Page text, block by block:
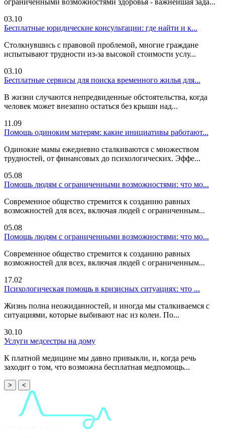
03.10
Бесплатные юридические консультации: где найти и к...
Столкнувшись с правовой проблемой, многие граждане
испытывают трудности из-за высокой стоимости услу...
03.10
Бесплатные сервисы для поиска временного жилья для...
В жизни случаются непредвиденные обстоятельства, когда
человек может внезапно остаться без крыши над...
11.09
Помощь одиноким матерям: какие инициативы работают...
Одинокие мамы ежедневно сталкиваются с множеством
трудностей, от финансовых до психологических. Эффе...
05.08
Помощь людям с ограниченными возможностями: что мо...
Современное общество стремится к созданию равных
возможностей для всех, включая людей с ограниченным...
05.08
Помощь людям с ограниченными возможностями: что мо...
Современное общество стремится к созданию равных
возможностей для всех, включая людей с ограниченным...
17.02
Психологическая помощь в кризисных ситуациях: что ...
Жизнь полна неожиданностей, и иногда мы сталкиваемся с
ситуациями, которые выбивают нас из колеи. По...
30.10
Услуги медсестры на дому
К платной медицине мы давно привыкли, и, когда речь
заходит о том, что возможна бесплатная медпомощь...
> <